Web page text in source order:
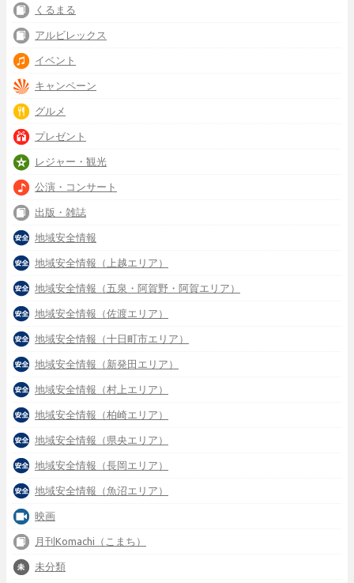
くるまる
アルビレックス
イベント
キャンペーン
グルメ
プレゼント
レジャー・観光
公演・コンサート
出版・雑誌
地域安全情報
地域安全情報（上越エリア）
地域安全情報（五泉・阿賀野・阿賀エリア）
地域安全情報（佐渡エリア）
地域安全情報（十日町市エリア）
地域安全情報（新発田エリア）
地域安全情報（村上エリア）
地域安全情報（柏崎エリア）
地域安全情報（県央エリア）
地域安全情報（長岡エリア）
地域安全情報（魚沼エリア）
映画
月刊Komachi（こまち）
未分類